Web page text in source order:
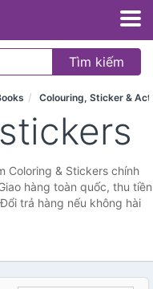
Tìm kiếm
Colouring, Sticker &
Coloring & Stickers chính
hàng toàn quốc, thu tiền
trả hàng nếu không hài